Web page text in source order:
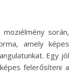
amely képes
Egy jól
felerősíteni a